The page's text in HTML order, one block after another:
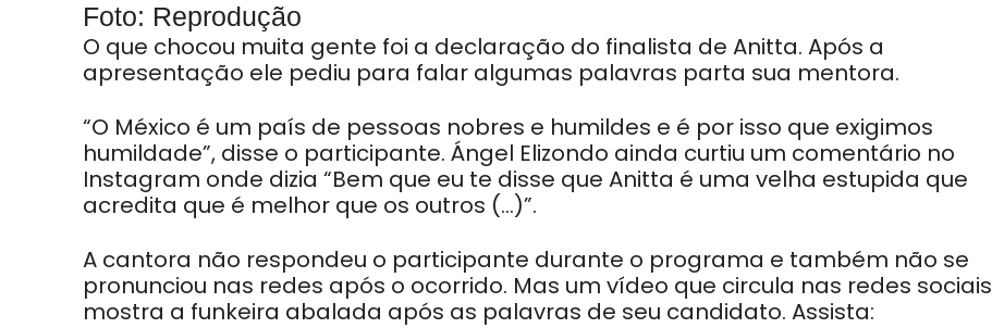
Foto: Reprodução
O que chocou muita gente foi a declaração do finalista de Anitta. Após a
apresentação ele pediu para falar algumas palavras parta sua mentora.
“O México é um país de pessoas nobres e humildes e é por isso que exigimos
humildade”, disse o participante. Ángel Elizondo ainda curtiu um comentário no
Instagram onde dizia “Bem que eu te disse que Anitta é uma velha estupida que
acredita que é melhor que os outros (…)”.
A cantora não respondeu o participante durante o programa e também não se
pronunciou nas redes após o ocorrido. Mas um vídeo que circula nas redes sociais
mostra a funkeira abalada após as palavras de seu candidato. Assista: